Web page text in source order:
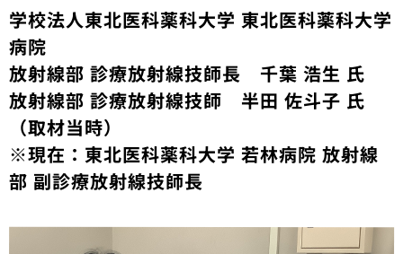
学校法人東北医科薬科大学 東北医科薬科大学
病院
放射線部 診療放射線技師長 千葉 浩生 氏
放射線部 診療放射線技師 半田 佐斗子 氏
（取材当時）
※現在：東北医科薬科大学 若林病院 放射線
部 副診療放射線技師長